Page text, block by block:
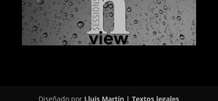
Diseñado por Lluís Martín |Textos legales